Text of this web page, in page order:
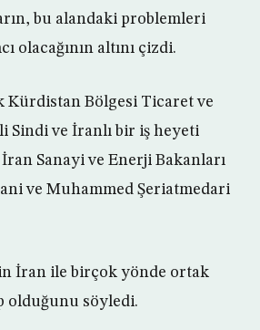
bu alandaki problemleri
olacağının altını çizdi.
Kürdistan Bölgesi Ticaret ve
Sindi ve İranlı bir iş heyeti
İran Sanayi ve Enerji Bakanları
ve Muhammed Şeriatmedari
İran ile birçok yönde ortak
olduğunu söyledi.